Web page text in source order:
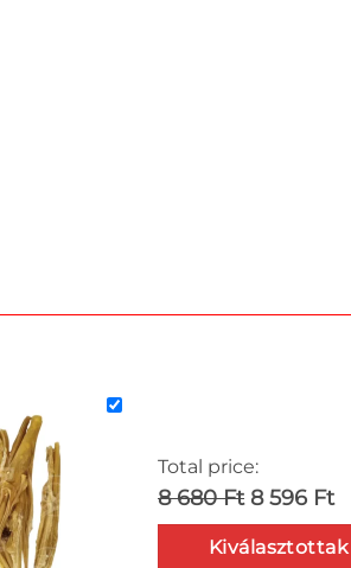
Total price:
8 680 Ft 8 596 Ft
Kiválasztottak